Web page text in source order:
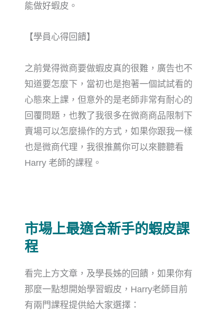
能做好蝦皮。
【學員心得回饋】
之前覺得微商要做蝦皮真的很難，廣告也不
知道要怎麼下，當初也是抱著一個試試看的
心態來上課，但意外的是老師非常有耐心的
回覆問題，也教了我很多在微商商品限制下
賣場可以怎麼操作的方式，如果你跟我一樣
也是微商代理，我很推薦你可以來聽聽看
Harry 老師的課程。
市場上最適合新手的蝦皮課
程
看完上方文章，及學長姊的回饋，如果你有
那麼一點想開始學習蝦皮，Harry老師目前
有兩門課程提供給大家選擇：